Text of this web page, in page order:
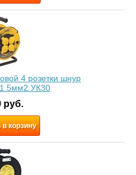
4 розетки шнур
УК30
руб.
корзину